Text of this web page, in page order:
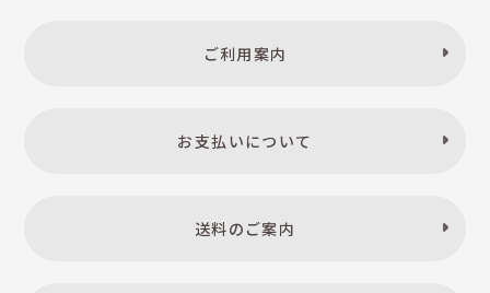
ご利用案内
お支払いについて
送料のご案内